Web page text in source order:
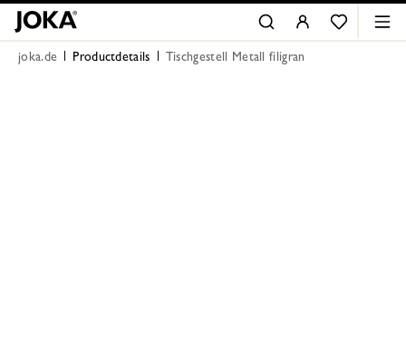
joka.de Productdetails Tischgestell Metall filigran